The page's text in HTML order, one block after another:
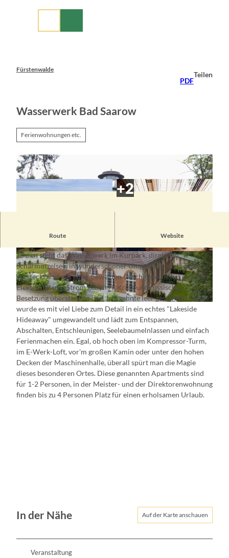
Fürstenwalde
PDF
Teilen
Wasserwerk Bad Saarow
Ferienwohnungen etc.
A
u
ß
e
n
a
n
s
i
e
r
W
a
s
s
e
r
t
u
r
m
E
-
W
e
r
k
-
L
o
f
t
Route Website
"Herzlich willkommen" heißt es im Wasserwerk Bad Saarow
Jahren steht das Wasserwerk im Kurpark, direkt am
Scharmützelsee, in wunderschöner Umgebung, ein bisschen
versteckt und mit einer bewegten Geschichte. Es hat dem Ort
Elektrizität und Strom geliefert, Krieg und russische
Besetzung überstanden und Jahrzehnte leer gestanden. Jetzt
wurde es mit viel Liebe zum Detail in ein echtes "Lakeside
Hideaway" umgewandelt und lädt zum Entspannen,
Abschalten, Entschleunigen, Seelebaumelnlassen und einfach
Ferienmachen ein. Egal, ob hoch oben im Kompressor-Turm,
im E-Werk-Loft, vor'm großen Kamin oder unter den hohen
Decken der Maschinenhalle, überall spürt man die Magie
dieses besonderen Ortes. Diese genannten Apartments sind
für 1-2 Personen, in der Meister- und der Direktorenwohnung
finden bis zu 4 Personen Platz für einen erholsamen Urlaub.
In der Nähe Auf der Karte anschauen
Veranstaltung